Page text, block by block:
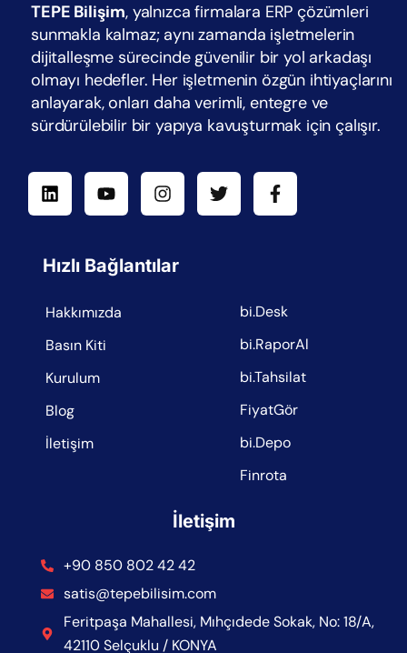
TEPE Bilişim, yalnızca firmalara ERP çözümleri
sunmakla kalmaz; aynı zamanda işletmelerin
dijitalleşme sürecinde güvenilir bir yol arkadaşı
olmayı hedefler. Her işletmenin özgün ihtiyaçlarını
anlayarak, onları daha verimli, entegre ve
sürdürülebilir bir yapıya kavuşturmak için çalışır.
Hızlı Bağlantılar
Hakkımızda
Basın Kiti
Kurulum
Blog
İletişim
bi.Desk
bi.RaporAl
bi.Tahsilat
FiyatGör
bi.Depo
Finrota
İletişim
+90 850 802 42 42
satis@tepebilisim.com
Feritpaşa Mahallesi, Mıhçıdede Sokak, No: 18/A,
42110 Selçuklu / KONYA